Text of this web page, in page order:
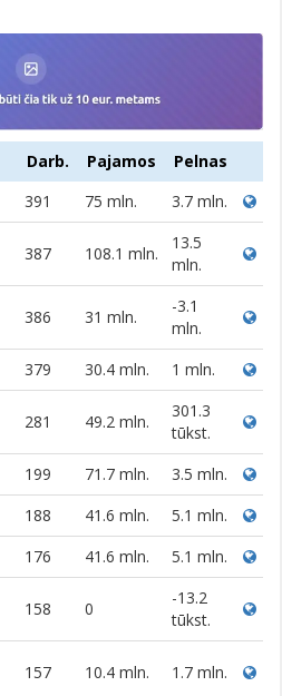
Darb. Pajamos
Pelnas
391 75 mln. 3.7 mln.
387 108.1 mln.
13.5
mln.
386 31 mln.
-3.1
mln.
379 30.4 mln. 1 mln.
281 49.2 mln.
301.3
tūkst.
199 71.7 mln.
3.5 mln.
188 41.6 mln.
5.1 mln.
176 41.6 mln. 5.1 mln.
158 0
-13.2
tūkst.
157 10.4 mln. 1.7 mln.